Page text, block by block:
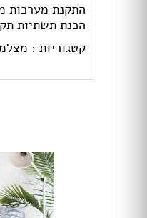
התקנת מערכות
הכנת תשתיות
קטגוריות :